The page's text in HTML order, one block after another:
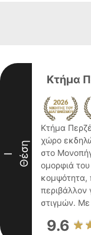
I Θέση
Κτήμα
Κτήμα
χώρο
στο
ομορφιά
κομψότητα,
περιβάλλον
στιγμών. Με
9.6